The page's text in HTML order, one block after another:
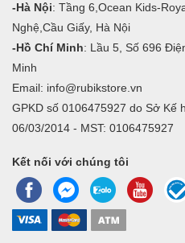
-Hà Nội: Tầng 6,Ocean Kids-
Nghệ,Cầu Giấy, Hà Nội
-Hồ Chí Minh: Lầu 5, Số 696
Minh
Email: info@rubikstore.vn
GPKD số 0106475927 do Sở Kế
06/03/2014 - MST: 0106475927
Kết nối với chúng tôi